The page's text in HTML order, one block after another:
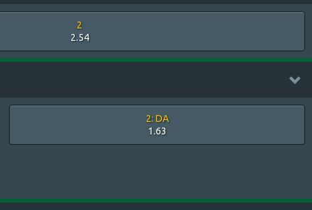
2
2.54
2: DA
1.63